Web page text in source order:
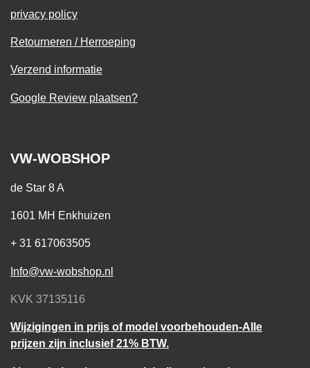
privacy policy
Retourneren / Herroeping
Verzend informatie
Google Review plaatsen?
VW-WOBSHOP
de Star 8 A
1601 MH Enkhuizen
+ 31 617063505
Info@vw-wobshop.nl
KVK 37135116
Wijzigingen in prijs of model voorbehouden-Alle
prijzen zijn inclusief 21% BTW.